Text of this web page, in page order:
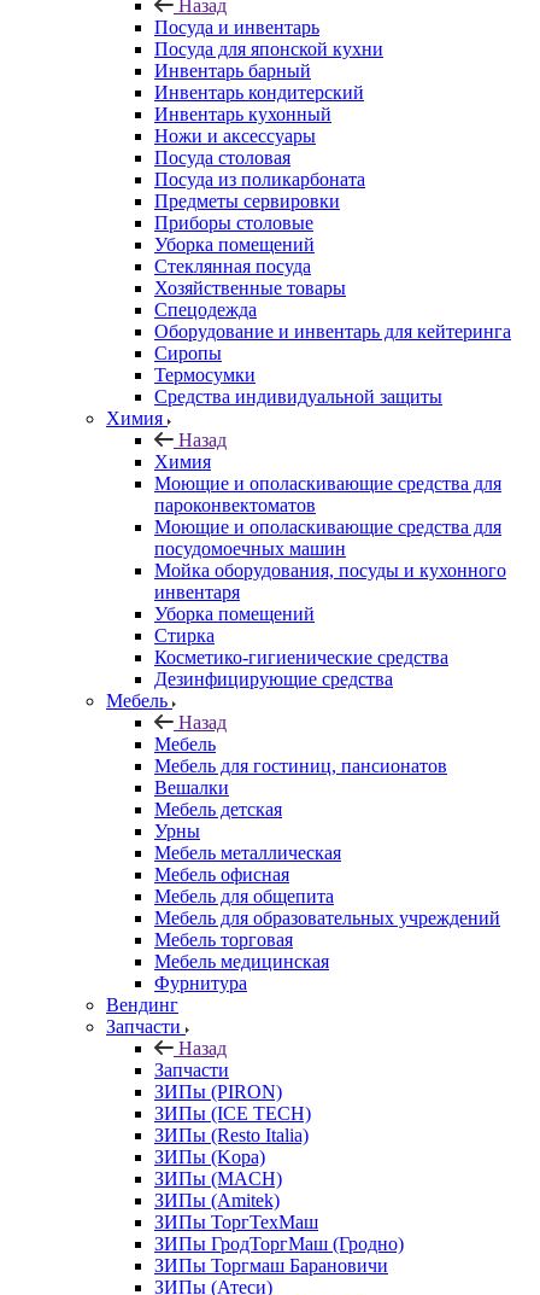
Назад
Посуда и инвентарь
Посуда для японской кухни
Инвентарь барный
Инвентарь кондитерский
Инвентарь кухонный
Ножи и аксессуары
Посуда столовая
Посуда из поликарбоната
Предметы сервировки
Приборы столовые
Уборка помещений
Стеклянная посуда
Хозяйственные товары
Спецодежда
Оборудование и инвентарь для кейтеринга
Сиропы
Термосумки
Средства индивидуальной защиты
Химия
Назад
Химия
Моющие и ополаскивающие средства для
пароконвектоматов
Моющие и ополаскивающие средства для
посудомоечных машин
Мойка оборудования, посуды и кухонного
инвентаря
Уборка помещений
Стирка
Косметико-гигиенические средства
Дезинфицирующие средства
Мебель
Назад
Мебель
Мебель для гостиниц, пансионатов
Вешалки
Мебель детская
Урны
Мебель металлическая
Мебель офисная
Мебель для общепита
Мебель для образовательных учреждений
Мебель торговая
Мебель медицинская
Фурнитура
Вендинг
Запчасти
Назад
Запчасти
ЗИПы (PIRON)
ЗИПы (ICE TECH)
ЗИПы (Resto Italia)
ЗИПы (Kopa)
ЗИПы (MACH)
ЗИПы (Amitek)
ЗИПы ТоргТехМаш
ЗИПы ГродТоргМаш (Гродно)
ЗИПы Торгмаш Барановичи
ЗИПы (Атеси)